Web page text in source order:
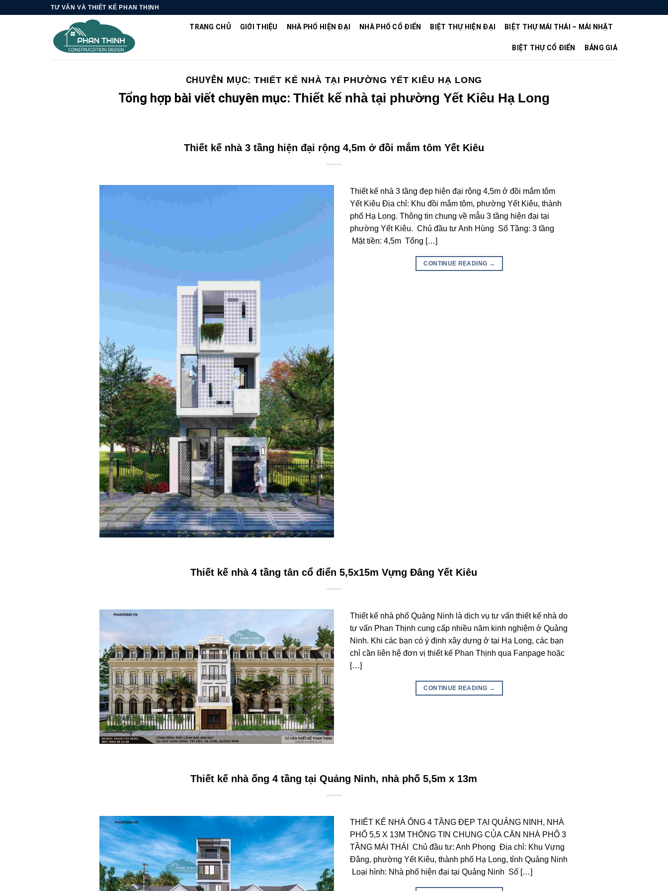
TƯ VẤN VÀ THIẾT KẾ PHAN THỊNH
TRANG CHỦ GIỚI THIỆU NHÀ PHỐ HIỆN ĐẠI NHÀ PHỐ CỔ ĐIỂN BIỆT THỰ HIỆN ĐẠI BIỆT THỰ MÁI THÁI – MÁI NHẬT
BIỆT THỰ CỔ ĐIỂN BẢNG GIÁ
CHUYÊN MỤC: THIẾT KẾ NHÀ TẠI PHƯỜNG YẾT KIÊU HẠ LONG
Tổng hợp bài viết chuyên mục: Thiết kế nhà tại phường Yết Kiêu Hạ Long
Thiết kế nhà 3 tầng hiện đại rộng 4,5m ở đồi mắm tôm Yết Kiêu
Thiết kế nhà 3 tầng đẹp hiện đại rộng 4,5m ở đồi mắm tôm
Yết Kiêu Địa chỉ: Khu đồi mắm tôm, phường Yết Kiêu, thành
phố Hạ Long. Thông tin chung về mẫu 3 tầng hiện đại tại
phường Yết Kiêu. Chủ đầu tư Anh Hùng Số Tầng: 3 tầng
Mặt tiền: 4,5m Tổng […]
CONTINUE READING →
Thiết kế nhà 4 tầng tân cổ điển 5,5x15m Vựng Đâng Yết Kiêu
Thiết kế nhà phố Quảng Ninh là dịch vụ tư vấn thiết kế nhà do
tư vấn Phan Thịnh cung cấp nhiều năm kinh nghiệm ở Quảng
Ninh. Khi các bạn có ý định xây dựng ở tại Hạ Long, các bạn
chỉ cần liên hệ đơn vị thiết kế Phan Thịnh qua Fanpage hoặc
[…]
CONTINUE READING →
Thiết kế nhà ống 4 tầng tại Quảng Ninh, nhà phố 5,5m x 13m
THIẾT KẾ NHÀ ỐNG 4 TẦNG ĐẸP TẠI QUẢNG NINH, NHÀ
PHỐ 5,5 X 13M THÔNG TIN CHUNG CỦA CĂN NHÀ PHỐ 3
TẦNG MÁI THÁI Chủ đầu tư: Anh Phong Địa chỉ: Khu Vựng
Đâng, phường Yết Kiêu, thành phố Hạ Long, tỉnh Quảng Ninh
Loại hình: Nhà phố hiện đại tại Quảng Ninh Số […]